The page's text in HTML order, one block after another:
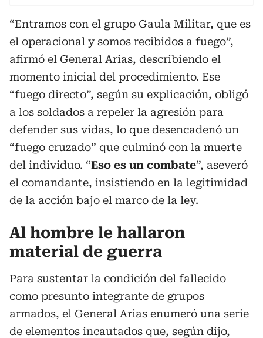
“Entramos con el grupo Gaula Militar, que es
el operacional y somos recibidos a fuego”,
afirmó el General Arias, describiendo el
momento inicial del procedimiento. Ese
“fuego directo”, según su explicación, obligó
a los soldados a repeler la agresión para
defender sus vidas, lo que desencadenó un
“fuego cruzado” que culminó con la muerte
del individuo. “Eso es un combate”, aseveró
el comandante, insistiendo en la legitimidad
de la acción bajo el marco de la ley.
Al hombre le hallaron
material de guerra
Para sustentar la condición del fallecido
como presunto integrante de grupos
armados, el General Arias enumeró una serie
de elementos incautados que, según dijo,